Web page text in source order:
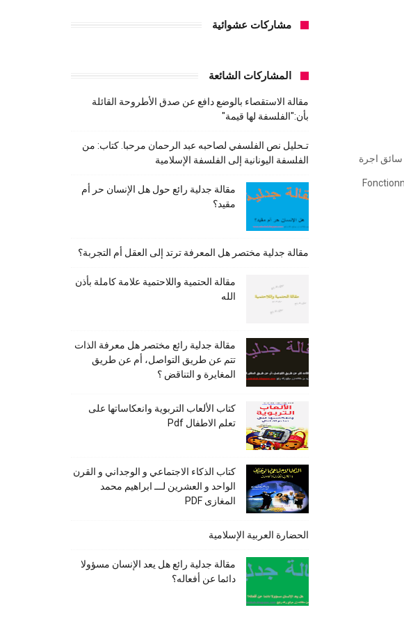
اجرة
مشاركات عشوائية
المشاركات الشائعة
مقالة الاستقصاء بالوضع دافع عن صدق الأطروحة القائلة
بأن:"الفلسفة لها قيمة"
تـحليل نص الفلسفي لصاحبه عبد الرحمان مرحبا. كتاب: من
الفلسفة اليونانية إلى الفلسفة الإسلامية
مقالة جدلية رائع حول هل الإنسان حر أم
مقيد؟
مقالة جدلية مختصر هل المعرفة ترتد إلى العقل أم التجربة؟
مقالة الحتمية واللاحتمية علامة كاملة بأذن
الله
مقالة جدلية رائع مختصر هل معرفة الذات
تتم عن طريق التواصل، أم عن طريق
المغايرة و التناقض ؟
كتاب الألعاب التربوية وانعكاساتها على
تعلم الاطفال Pdf
كتاب الذكاء الاجتماعي و الوجداني و القرن
الواحد و العشرين لـــ ابراهيم محمد
المغازى PDF
الحضارة العربية الإسلامية
مقالة جدلية رائع هل يعد الإنسان مسؤولا
دائما عن أفعاله؟